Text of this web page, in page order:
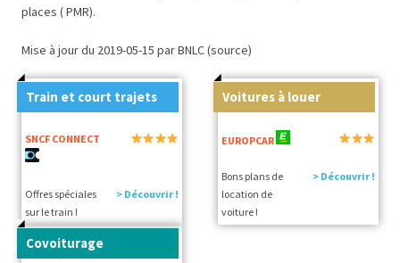
places ( PMR).
Mise à jour du 2019-05-15 par BNLC (source)
Train et court trajets
SNCF CONNECT
Offres spéciales
sur le train !
> Découvrir !
Voitures à louer
EUROPCAR
Bons plans de
location de
voiture !
> Découvrir !
Covoiturage